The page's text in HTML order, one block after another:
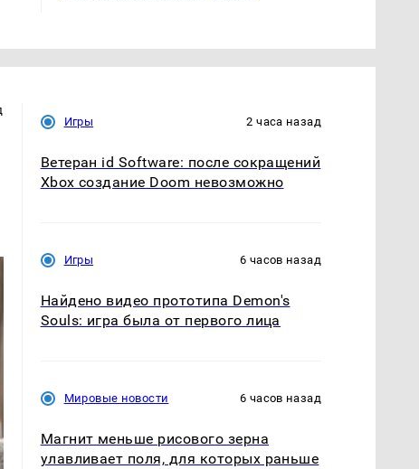
Игры 2 часа назад
Ветеран id Software: после сокращений
Xbox создание Doom невозможно
Игры 6 часов назад
Найдено видео прототипа Demon's
Souls: игра была от первого лица
Мировые новости 6 часов назад
Магнит меньше рисового зерна
улавливает поля, для которых раньше